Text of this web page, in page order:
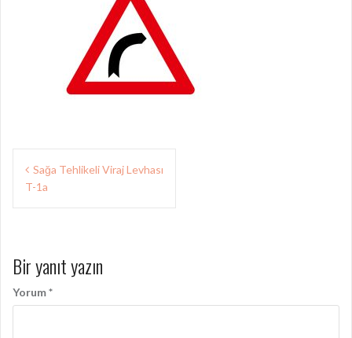
Yazı
gezinmesi
Sağa Tehlikeli Viraj Levhası
T-1a
Bir yanıt yazın
Yorum*